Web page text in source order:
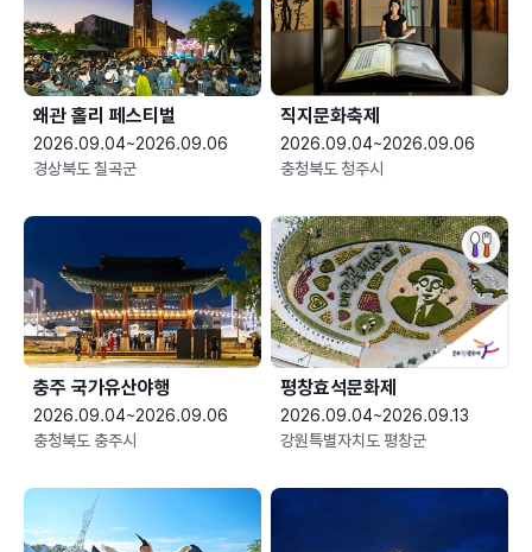
왜관 홀리 페스티벌
2026.09.04~2026.09.06
경상북도 칠곡군
직지문화축제
2026.09.04~2026.09.06
충청북도 청주시
충주 국가유산야행
2026.09.04~2026.09.06
충청북도 충주시
평창효석문화제
2026.09.04~2026.09.13
강원특별자치도 평창군